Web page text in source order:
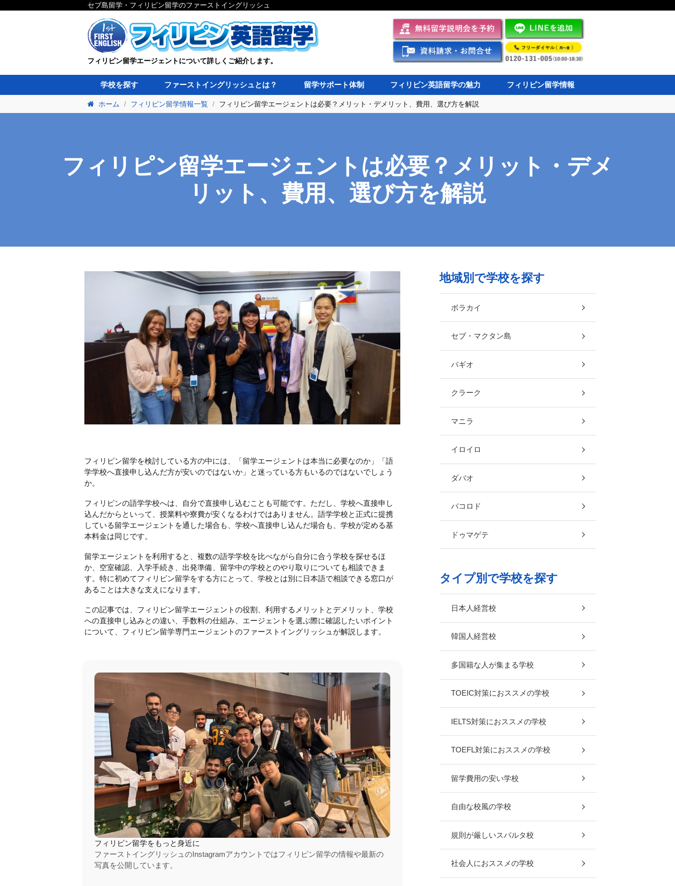
セブ島留学・フィリピン留学のファーストイングリッシュ
フィリピン留学エージェントについて詳しくご紹介します。
学校を探す ファーストイングリッシュとは？ 留学サポート体制 フィリピン英語留学の魅力 フィリピン留学情報
ホーム フィリピン留学情報一覧 フィリピン留学エージェントは必要？メリット・デメリット、費用、選び方を解説
フィリピン留学エージェントは必要？メリット・デメ
リット、費用、選び方を解説
フィリピン留学を検討している方の中には、「留学エージェントは本当に必要なのか」「語
学学校へ直接申し込んだ方が安いのではないか」と迷っている方もいるのではないでしょう
か。
フィリピンの語学学校へは、自分で直接申し込むことも可能です。ただし、学校へ直接申し
込んだからといって、授業料や寮費が安くなるわけではありません。語学学校と正式に提携
している留学エージェントを通した場合も、学校へ直接申し込んだ場合も、学校が定める基
本料金は同じです。
留学エージェントを利用すると、複数の語学学校を比べながら自分に合う学校を探せるほ
か、空室確認、入学手続き、出発準備、留学中の学校とのやり取りについても相談できま
す。特に初めてフィリピン留学をする方にとって、学校とは別に日本語で相談できる窓口が
あることは大きな支えになります。
この記事では、フィリピン留学エージェントの役割、利用するメリットとデメリット、学校
への直接申し込みとの違い、手数料の仕組み、エージェントを選ぶ際に確認したいポイント
について、フィリピン留学専門エージェントのファーストイングリッシュが解説します。
フィリピン留学をもっと身近に
ファーストイングリッシュのInstagramアカウントではフィリピン留学の情報や最新の
写真を公開しています。
地域別で学校を探す
ボラカイ
セブ・マクタン島
バギオ
クラーク
マニラ
イロイロ
ダバオ
バコロド
ドゥマゲテ
タイプ別で学校を探す
日本人経営校
韓国人経営校
多国籍な人が集まる学校
TOEIC対策におススメの学校
IELTS対策におススメの学校
TOEFL対策におススメの学校
留学費用の安い学校
自由な校風の学校
規則が厳しいスパルタ校
社会人におススメの学校